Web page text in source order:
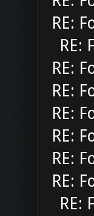
RE:
RE:
RE:
RE:
RE:
RE:
RE:
RE:
RE: